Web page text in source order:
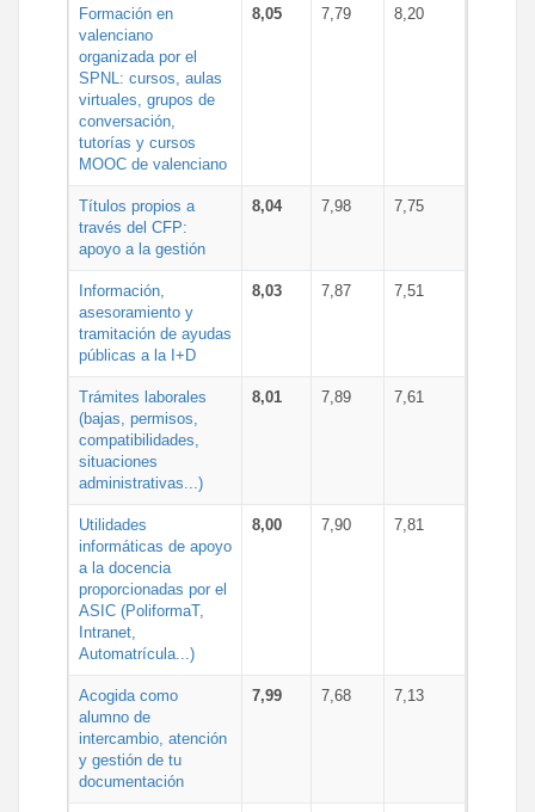
Formación en
valenciano
organizada por el
SPNL: cursos, aulas
virtuales, grupos de
conversación,
tutorías y cursos
MOOC de valenciano
8,05 7,79 8,20
Títulos propios a
través del CFP:
apoyo a la gestión
8,04 7,98 7,75
Información,
asesoramiento y
tramitación de ayudas
públicas a la I+D
8,03 7,87 7,51
Trámites laborales
(bajas, permisos,
compatibilidades,
situaciones
administrativas...)
8,01 7,89 7,61
Utilidades
informáticas de apoyo
a la docencia
proporcionadas por el
ASIC (PoliformaT,
Intranet,
Automatrícula...)
8,00 7,90 7,81
Acogida como
alumno de
intercambio, atención
y gestión de tu
documentación
7,99 7,68 7,13